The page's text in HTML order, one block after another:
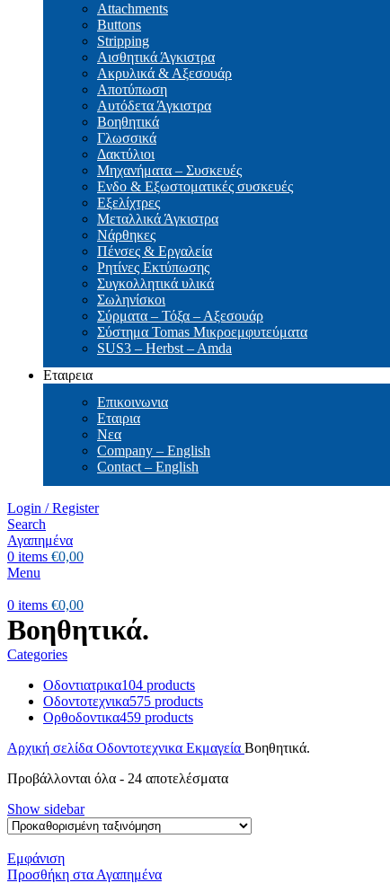
Attachments
Buttons
Stripping
Αισθητικά Άγκιστρα
Ακρυλικά & Αξεσουάρ
Αποτύπωση
Αυτόδετα Άγκιστρα
Βοηθητικά
Γλωσσικά
Δακτύλιοι
Μηχανήματα – Συσκευές
Ενδο & Εξωστοματικές συσκευές
Εξελίχτρες
Μεταλλικά Άγκιστρα
Νάρθηκες
Πένσες & Εργαλεία
Ρητίνες Εκτύπωσης
Συγκολλητικά υλικά
Σωληνίσκοι
Σύρματα – Τόξα – Αξεσουάρ
Σύστημα Tomas Μικροεμφυτεύματα
SUS3 – Herbst – Amda
Εταιρεια
Επικοινωνια
Εταιρια
Νεα
Company – English
Contact – English
Login / Register
Search
Αγαπημένα
0 items €0,00
Menu
0 items €0,00
Βοηθητικά.
Categories
Οδοντιατρικα104 products
Οδοντοτεχνικα575 products
Ορθοδοντικα459 products
Αρχική σελίδα Οδοντοτεχνικα Εκμαγεία Βοηθητικά.
Προβάλλονται όλα - 24 αποτελέσματα
Show sidebar
Εμφάνιση
Προσθήκη στα Αγαπημένα